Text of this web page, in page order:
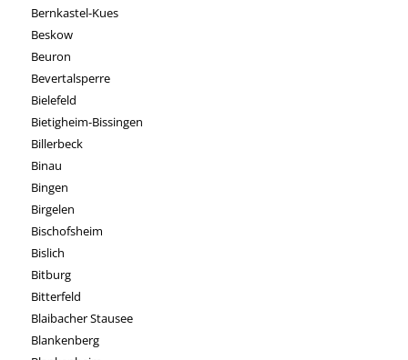
Bernkastel-Kues
Beskow
Beuron
Bevertalsperre
Bielefeld
Bietigheim-Bissingen
Billerbeck
Binau
Bingen
Birgelen
Bischofsheim
Bislich
Bitburg
Bitterfeld
Blaibacher Stausee
Blankenberg